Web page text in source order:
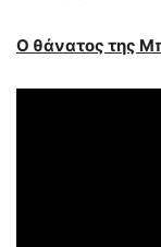
Ο θάνατος της